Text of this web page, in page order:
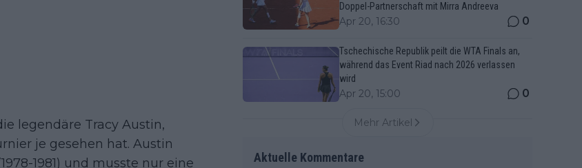
legendäre Tracy Austin,
je gesehen hat. Austin
1981) und musste nur eine
Doppel-Partnerschaft mit Mirra Andreeva
Apr 20, 16:30 0
Tschechische Republik peilt die WTA Finals an,
während das Event Riad nach 2026 verlassen
wird
Apr 20, 15:00 0
Mehr Artikel
Aktuelle Kommentare